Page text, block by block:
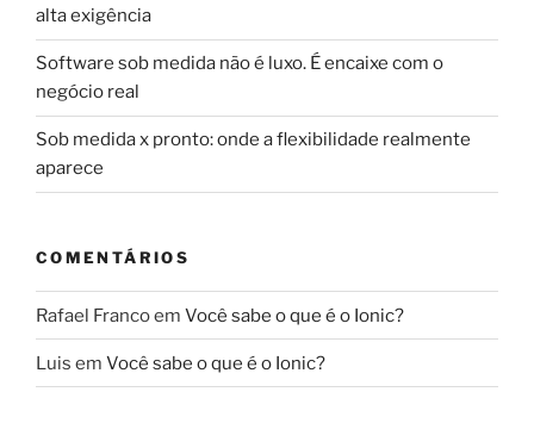
alta exigência
Software sob medida não é luxo. É encaixe com o
negócio real
Sob medida x pronto: onde a flexibilidade realmente
aparece
COMENTÁRIOS
Rafael Francoem Você sabe o que é o Ionic?
Luis em Você sabe o que é o Ionic?